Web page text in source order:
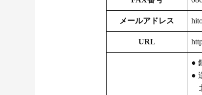
メールアドレス
URL
●
●